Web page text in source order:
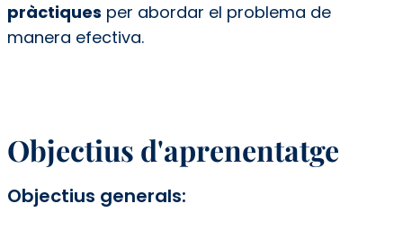
pràctiques per abordar el problema de
manera efectiva.
Objectius d'aprenentatge
Objectius generals: